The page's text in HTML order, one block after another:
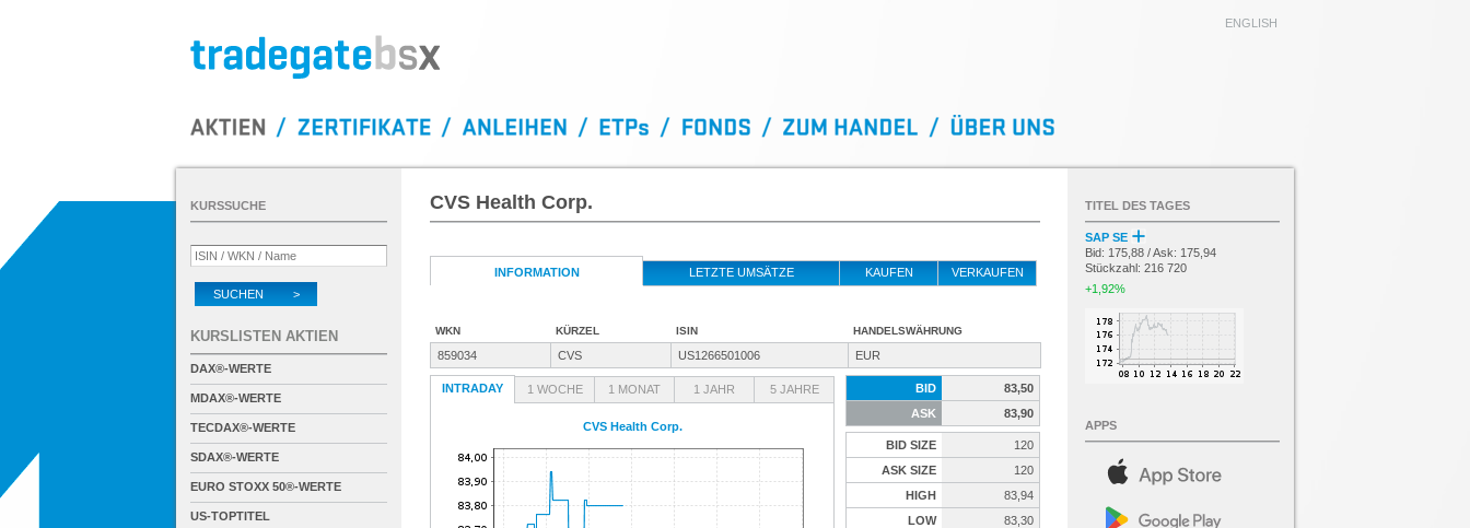
ENGLISH
CVS Health Corp.
INFORMATION LETZTE UMSÄTZE KAUFEN VERKAUFEN
WKN KÜRZEL ISIN HANDELSWÄHRUNG
859034 CVS US1266501006 EUR
INTRADAY 1 WOCHE 1 MONAT 1 JAHR 5 JAHRE
CVS Health Corp.
BID
83,50
ASK
83,90
BID SIZE
120
ASK SIZE
120
HIGH
83,94
LOW
83,30
KURSSUCHE
SUCHEN >
KURSLISTEN AKTIEN
DAX®-WERTE
MDAX®-WERTE
TECDAX®-WERTE
SDAX®-WERTE
EURO STOXX 50®-WERTE
US-TOPTITEL
TITEL DES TAGES
SAP SE
Bid: 175,88 / Ask: 175,94
Stückzahl: 216 720
+1,92%
APPS